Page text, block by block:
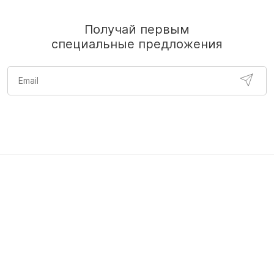
Получай первым
специальные предложения